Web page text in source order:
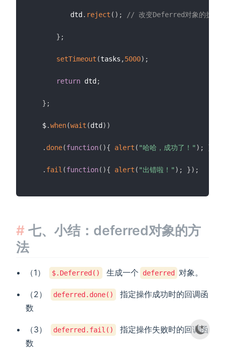
dtd . reject ( ) ; // 改变Deferred对象的执行
} ;
setTimeout (tasks ,5000) ;
return dtd ;
} ;
$.when(wait (dtd ) )
. done(function( ){ alert ( "哈哈，成功了！" ) ; }
. fail (function( ){ alert ( "出错啦！" ) ; }) ;
七、小结：deferred对象的方
法
（1） $.Deferred() 生成一个 deferred 对象。
（2） deferred.done()
指定操作成功时的回调函
数
（3） deferred.fail()
指定操作失败时的回调函
数